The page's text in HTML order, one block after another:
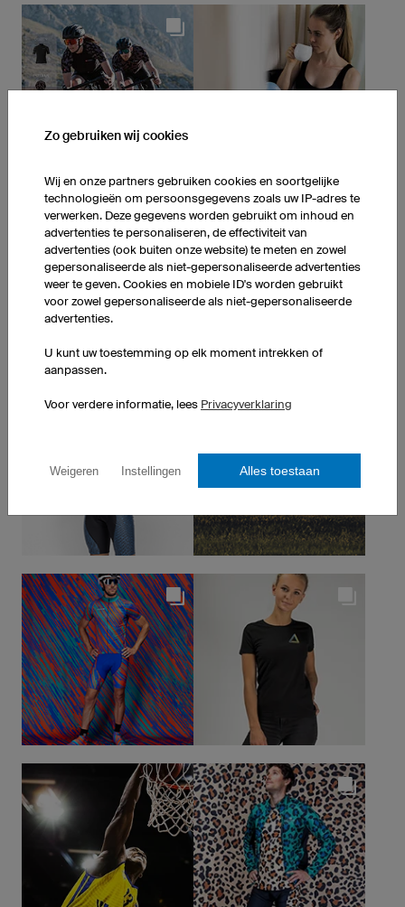
Zo gebruiken wij cookies
Wij en onze partners gebruiken cookies en soortgelijke
technologieën om persoonsgegevens zoals uw IP-adres te
verwerken. Deze gegevens worden gebruikt om inhoud en
advertenties te personaliseren, de effectiviteit van
advertenties (ook buiten onze website) te meten en zowel
gepersonaliseerde als niet-gepersonaliseerde advertenties
weer te geven. Cookies en mobiele ID's worden gebruikt
voor zowel gepersonaliseerde als niet-gepersonaliseerde
advertenties.
U kunt uw toestemming op elk moment intrekken of
aanpassen.
Voor verdere informatie, lees Privacyverklaring
Weigeren Instellingen Alles toestaan